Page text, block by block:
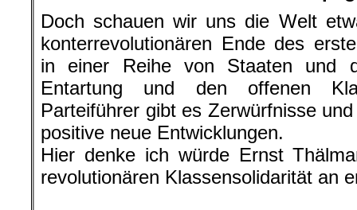
Doch schauen wir uns die Welt
konterrevolutionären Ende des
in einer Reihe von Staaten und
Entartung und den offenen
Parteiführer gibt es Zerwürfnisse
positive neue Entwicklungen.
Hier denke ich würde Ernst
revolutionären Klassensolidarität an